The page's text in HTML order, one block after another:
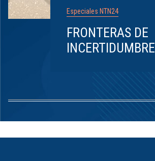
Especiales NTN24
FRONTERAS DE
INCERTIDUMBRE
1
8